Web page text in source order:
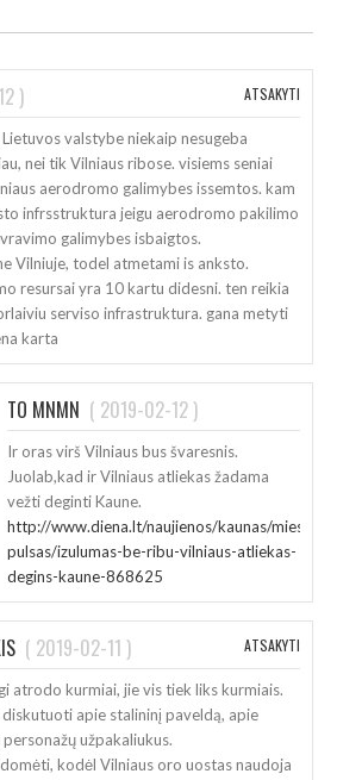
) ATSAKYTI
valstybe niekaip nesugeba
nei tik Vilniaus ribose. visiems seniai
aerodromo galimybes issemtos. kam
infrsstruktura jeigu aerodromo pakilimo
galimybes isbaigtos.
Vilniuje, todel atmetami is anksto.
resursai yra 10 kartu didesni. ten reikia
serviso infrastruktura. gana metyti
karta
TO MNMN ( 2019-02-12)
Ir oras virš Vilniaus bus švaresnis.
Juolab,kad ir Vilniaus atliekas žadama
vežti deginti Kaune.
http://www.diena.lt/naujienos/kaunas/miesto-
pulsas/izulumas-be-ribu-vilniaus-atliekas-
degins-kaune-868625
( 2019-02-11 ) ATSAKYTI
atrodo kurmiai, jie vis tiek liks kurmiais.
apie stalininį paveldą, apie
užpakaliukus.
kodėl Vilniaus oro uostas naudoja